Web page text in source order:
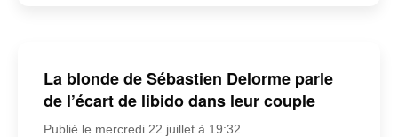
La blonde de Sébastien Delorme parle
de l’écart de libido dans leur couple
Publié le mercredi 22 juillet à 19:32